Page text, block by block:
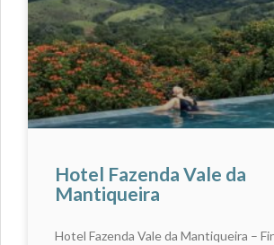
Hotel Fazenda Vale da
Mantiqueira
Hotel Fazenda Vale da Mantiqueira –